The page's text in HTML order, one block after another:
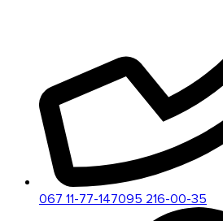
067 11-77-147095 216-00-35